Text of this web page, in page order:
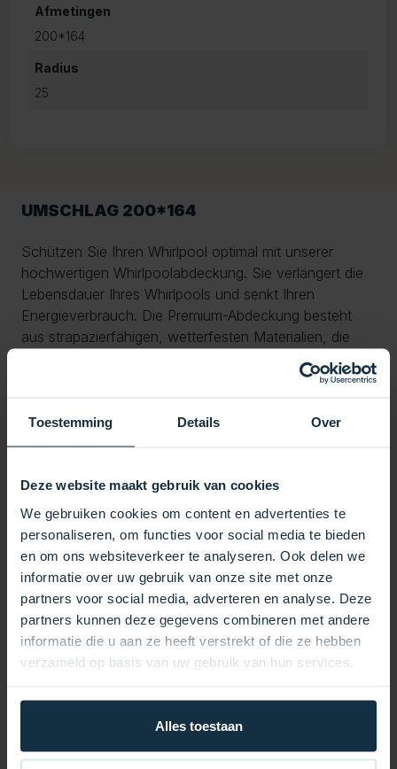
Toestemming Details Over
Deze website maakt gebruik van cookies
We gebruiken cookies om content en advertenties te
personaliseren, om functies voor social media te bieden
en om ons websiteverkeer te analyseren. Ook delen we
informatie over uw gebruik van onze site met onze
partners voor social media, adverteren en analyse. Deze
partners kunnen deze gegevens combineren met andere
informatie die u aan ze heeft verstrekt of die ze hebben
verzameld op basis van uw gebruik van hun services.
Alles toestaan
Afmetingen
200*164
Radius
25
UMSCHLAG 200*164
Schützen Sie Ihren Whirlpool optimal mit unserer
hochwertigen Whirlpoolabdeckung. Sie verlängert die
Lebensdauer Ihres Whirlpools und senkt Ihren
Energieverbrauch. Die Premium-Abdeckung besteht
aus strapazierfähigen, wetterfesten Materialien, die
Regen, UV-Strahlung, Schmutz und Frost zuverlässig
widerstehen. Dank der dicken Isolierung wird die
schneller die gewünschte Temperatur erreicht und Sie
deutlich Energiekosten sparen. Verstärkte Nähte und
Abdeckung auch bei starkem Wind sicher an ihrem
Platz bleibt. Die Abdeckung passt perfekt über Ihren
Whirlpool und lässt sich dank praktischer Griffe
mühelos öffnen und schließen. Mit ihrem eleganten
und modernen Design verleiht diese
Whirlpoolabdeckung Ihrem Außenbereich ein
gepflegtes und luxuriöses Ambiente.
Vorteile auf einen Blick:
Energiekosten